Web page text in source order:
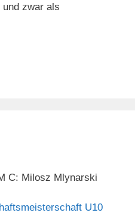
und zwar als
C: Milosz Mlynarski
U10